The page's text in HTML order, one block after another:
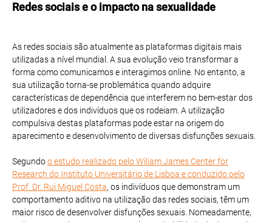
Redes sociais e o impacto na sexualidade
As redes sociais são atualmente as plataformas digitais mais
utilizadas a nível mundial. A sua evolução veio transformar a
forma como comunicamos e interagimos online. No entanto, a
sua utilização torna-se problemática quando adquire
características de dependência que interferem no bem-estar dos
utilizadores e dos indivíduos que os rodeiam. A utilização
compulsiva destas plataformas pode estar na origem do
aparecimento e desenvolvimento de diversas disfunções sexuais.
Segundoo estudo realizado pelo Wiliam James Center for
Research do Instituto Universitário de Lisboa e conduzido pelo
Prof. Dr. Rui Miguel Costa, os indivíduos que demonstram um
comportamento aditivo na utilização das redes sociais, têm um
maior risco de desenvolver disfunções sexuais. Nomeadamente,